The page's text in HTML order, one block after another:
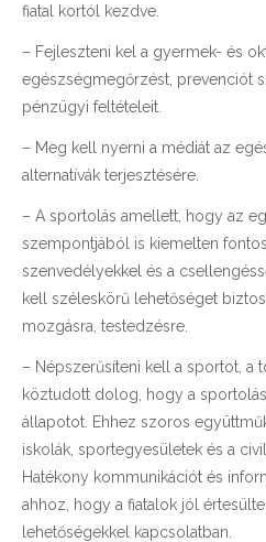
fiatal kortól kezdve.
– Fejleszteni kel a gyermek- és
egészségmegőrzést, prevenciót
pénzügyi feltételeit.
– Meg kell nyerni a médiát az
alternatívák terjesztésére.
– A sportolás amellett, hogy az
szempontjából is kiemelten
szenvedélyekkel és a
kell széleskörű lehetőséget
mozgásra, testedzésre.
– Népszerűsíteni kell a sportot, a
köztudott dolog, hogy a
állapotot. Ehhez szoros
iskolák, sportegyesületek és a
Hatékony kommunikációt és
ahhoz, hogy a fiatalok jól
lehetőségekkel kapcsolatban.